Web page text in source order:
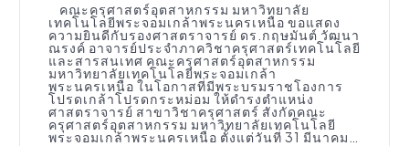
คณะครุศาสตร์อุตสาหกรรม มหาวิทยาลัย
เทคโนโลยีพระจอมเกล้าพระนครเหนือ ขอแสดง
ความยินดีกับรองศาสตราจารย์ ดร.กฤษมันต์ วัฒนา
ณรงค์ อาจารย์ประจำภาควิชาครุศาสตร์เทคโนโลยี
และสารสนเทศ คณะครุศาสตร์อุตสาหกรรม
มหาวิทยาลัยเทคโนโลยีพระจอมเกล้า
พระนครเหนือ ในโอกาสที่มีพระบรมราชโองการ
โปรดเกล้าโปรดกระหม่อม ให้ดำรงตำแหน่ง
ศาสตราจารย์ สาขาวิชาครุศาสตร์ สังกัดคณะ
ครุศาสตร์อุตสาหกรรม มหาวิทยาลัยเทคโนโลยี
พระจอมเกล้าพระนครเหนือ ตั้งแต่วันที่ 31 มีนาคม…